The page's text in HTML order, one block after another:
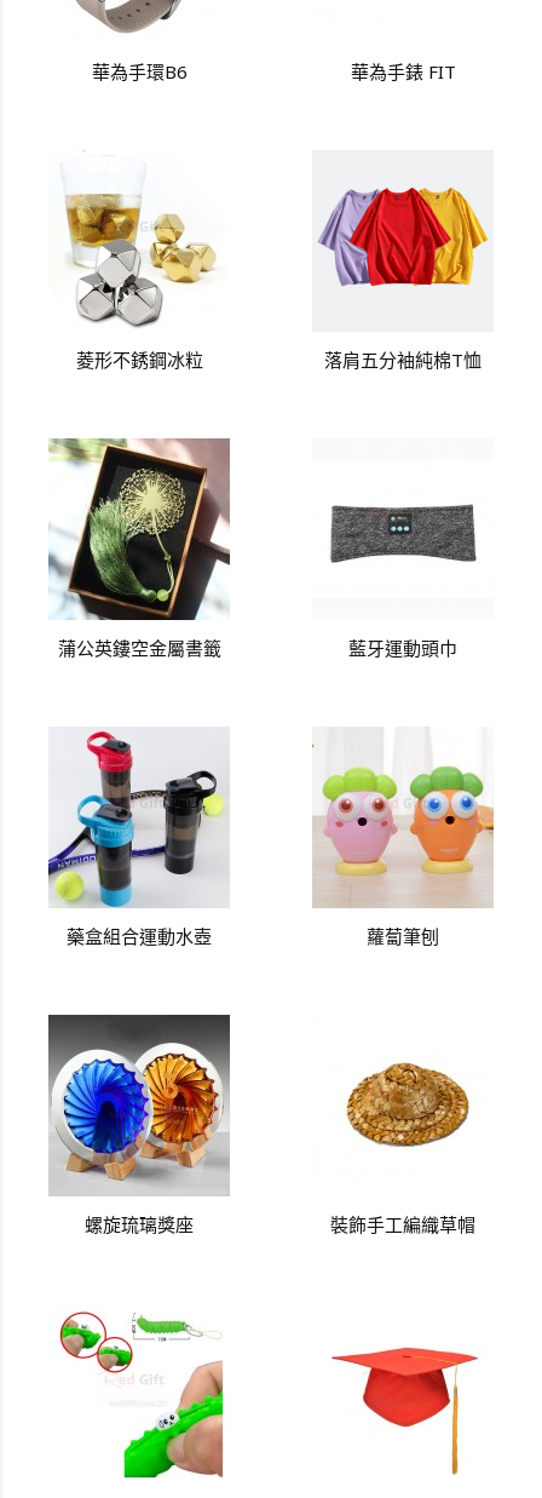
華為手環B6 華為手錶 FIT
菱形不銹鋼冰粒 落肩五分袖純棉T恤
蒲公英鏤空金屬書籤 藍牙運動頭巾
藥盒組合運動水壺 蘿蔔筆刨
螺旋琉璃獎座 裝飾手工編織草帽